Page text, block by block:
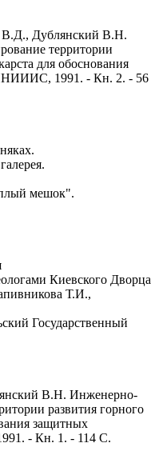
В.Д., Дублянский В.Н.
территории
для обоснования
1991. - Кн. 2. - 56
мешок".
Киевского Дворца
Т.И.,
Государственный
В.Н. Инженерно-
развития горного
защитных
- Кн. 1. - 114 С.